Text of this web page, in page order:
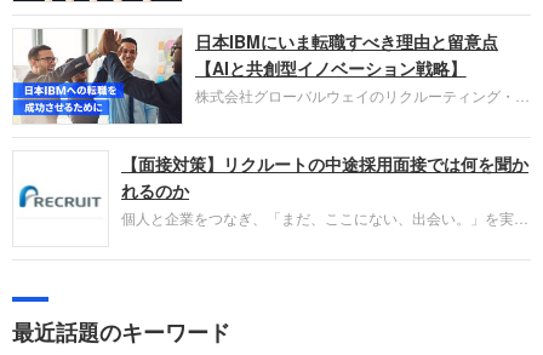
圧倒的な存在感を持つAmazon。中途採用面接では
過去の具体的な業務成果やリーダーシップの発揮、
失敗からの学びが重視され、人間性やカルチャーフ
ィットも評価対象となり、長期的に成長できる仲間
であるかを多角的に審査されます。
日本IBMにいま転職すべき理由と留意点
【AIと共創型イノベーション戦略】
株式会社グローバルウェイのリクルーティング・パ
パーソンが利用する企業口コミサイト「キャリコ
ネ」の転職エージェントがお勧めするイチオシ企業
IBMです。採用面接対策の企業研究にご活用くださ
い。
【面接対策】リクルートの中途採用面接では何を聞か
れるのか
個人と企業をつなぎ、「まだ、ここにない、出会い。」を実現
やこれまでの成果を具体的に問われるほか、「人間性」も評価
しょう。
最近話題のキーワード